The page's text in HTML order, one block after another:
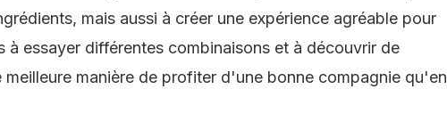
mais aussi à créer une expérience agréable pour
essayer différentes combinaisons et à découvrir de
meilleure manière de profiter d'une bonne compagnie qu'en